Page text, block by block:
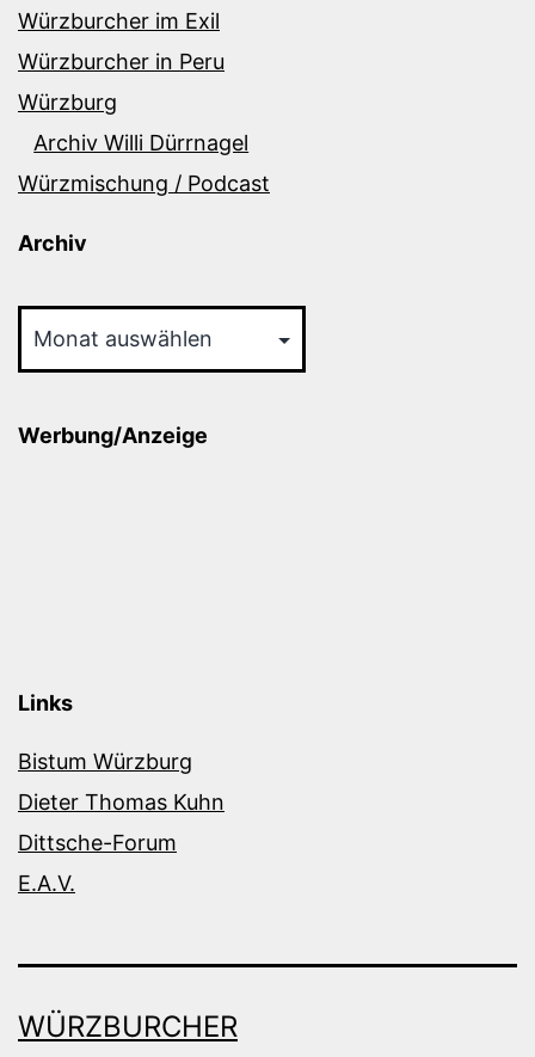
Würzburcher im Exil
Würzburcher in Peru
Würzburg
Archiv Willi Dürrnagel
Würzmischung / Podcast
Archiv
Werbung/Anzeige
Links
Bistum Würzburg
Dieter Thomas Kuhn
Dittsche-Forum
E.A.V.
WÜRZBURCHER